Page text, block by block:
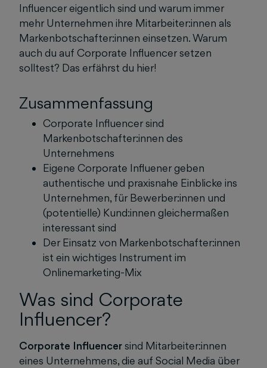
Influencer eigentlich sind und warum immer
mehr Unternehmen ihre Mitarbeiter:innen als
Markenbotschafter:innen einsetzen. Warum
auch du auf Corporate Influencer setzen
solltest? Das erfährst du hier!
Zusammenfassung
Corporate Influencer sind
Markenbotschafter:innen des
Unternehmens
Eigene Corporate Influener geben
authentische und praxisnahe Einblicke ins
Unternehmen, für Bewerber:innen und
(potentielle) Kund:innen gleichermaßen
interessant sind
Der Einsatz von Markenbotschafter:innen
ist ein wichtiges Instrument im
Onlinemarketing-Mix
Was sind Corporate
Influencer?
Corporate Influencersind Mitarbeiter:innen
eines Unternehmens, die auf Social Media über